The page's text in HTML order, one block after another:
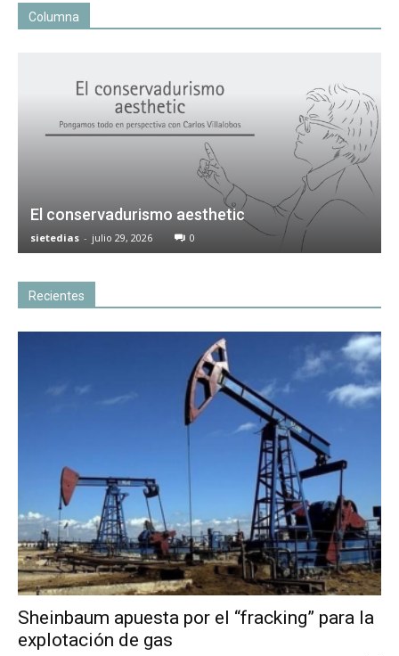
Columna
El conservadurismo aesthetic
sietedias - julio 29, 2026 0
Recientes
Sheinbaum apuesta por el “fracking” para la
explotación de gas